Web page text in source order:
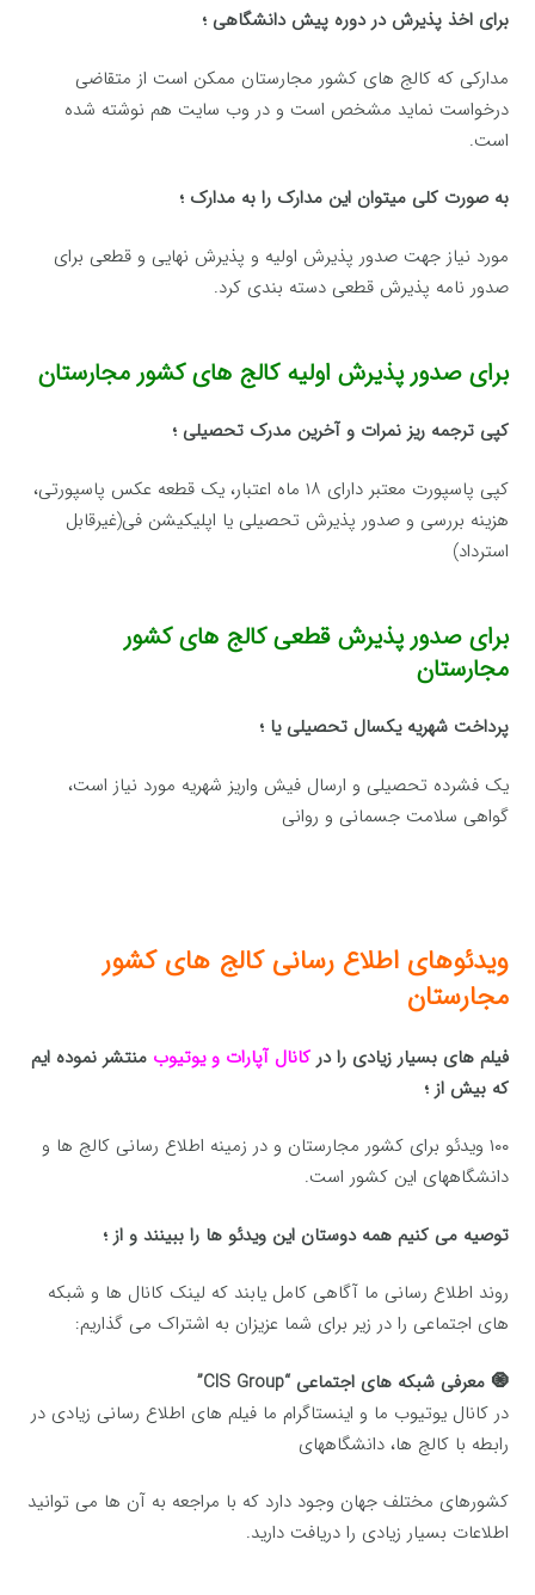
برای اخذ پذیرش در دوره پیش دانشگاهی ؛
مدارکی که کالج های کشور مجارستان ممکن است از متقاضی
درخواست نماید مشخص است و در وب سایت هم نوشته شده
است.
به صورت کلی میتوان این مدارک را به مدارک ؛
مورد نیاز جهت صدور پذیرش اولیه و پذیرش نهایی و قطعی برای
صدور نامه پذیرش قطعی دسته بندی کرد.
برای صدور پذیرش اولیه کالج های کشور مجارستان
کپی ترجمه ریز نمرات و آخرین مدرک تحصیلی ؛
کپی پاسپورت معتبر دارای ۱۸ ماه اعتبار، یک قطعه عکس پاسپورتی،
هزینه بررسی و صدور پذیرش تحصیلی یا اپلیکیشن فی(غیرقابل
استرداد)
برای صدور پذیرش قطعی کالج های کشور
مجارستان
پرداخت شهریه یکسال تحصیلی یا ؛
یک فشرده تحصیلی و ارسال فیش واریز شهریه مورد نیاز است،
گواهی سلامت جسمانی و روانی
ویدئوهای اطلاع رسانی کالج های کشور
مجارستان
فیلم های بسیار زیادی را درکانال آپارات و یوتیوب منتشر نموده ایم
که بیش از ؛
۱۰۰ ویدئو برای کشور مجارستان و در زمینه اطلاع رسانی کالج ها و
دانشگاههای این کشور است.
توصیه می کنیم همه دوستان این ویدئو ها را ببینند و از ؛
روند اطلاع رسانی ما آگاهی کامل یابند که لینک کانال ها و شبکه
های اجتماعی را در زیر برای شما عزیزان به اشتراک می گذاریم:
🧿 معرفی شبکه های اجتماعی “CIS Group”
در کانال یوتیوب ما و اینستاگرام ما فیلم های اطلاع رسانی زیادی در
رابطه با کالج ها، دانشگاههای
کشورهای مختلف جهان وجود دارد که با مراجعه به آن ها می توانید
اطلاعات بسیار زیادی را دریافت دارید.